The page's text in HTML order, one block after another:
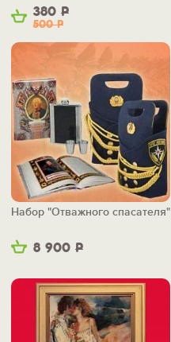
380 Р
500Р
8 900 Р
Набор "Отважного спасателя"